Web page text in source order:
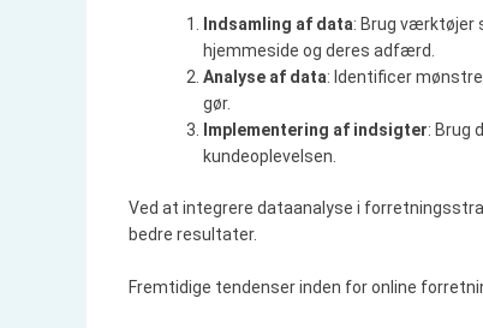
Indsamling af data: Brug værktøjer
hjemmeside og deres adfærd.
Analyse af data: Identificer
gør.
Implementering af indsigter: Brug
kundeoplevelsen.
Ved at integrere dataanalyse i
bedre resultater.
Fremtidige tendenser inden for online